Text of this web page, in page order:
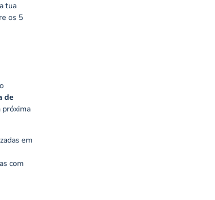
tua
os 5
de
próxima
em
com